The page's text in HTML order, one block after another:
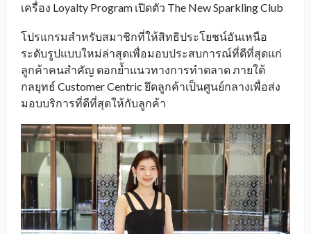
เครื่อง Loyalty Program เปิดตัว The New Sparkling Club
โปรแกรมสำหรับสมาชิกที่ให้สิทธิประโยชน์อันเหนือ
ระดับรูปแบบใหม่ล่าสุดเพื่อมอบประสบการณ์ที่ดีที่สุดแก่
ลูกค้าคนสำคัญ ตอกย้ำแนวทางการทำตลาด ภายใต้
กลยุทธ์ Customer Centric ยึดลูกค้าเป็นศูนย์กลางเพื่อส่ง
มอบบริการที่ดีที่สุดให้กับลูกค้า